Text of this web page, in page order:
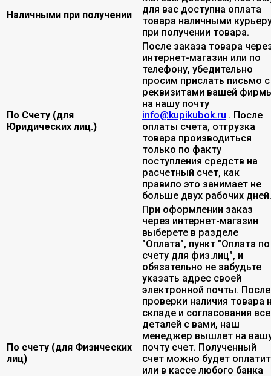
Наличными при получении
для вас доступна оплата
товара наличными
при получении товара.
По Счету (для
Юридических лиц.)
После заказа товара
интернет-магазин или по
телефону, убедительно
просим прислать письмо с
реквизитами вашей
на нашу почту
info@kupikubok.ru . После
оплаты счета, отгрузка
товара производиться
только по факту
поступления средств на
расчетный счет, как
правило это занимает не
больше двух рабочих дней.
По счету (для Физических
лиц)
При оформлении заказ
через интернет-магазин
выберете в разделе
"Оплата", пункт "Оплата по
счету для физ.лиц", и
обязательно не забудьте
указать адрес своей
электронной почты. После
проверки наличия товара
складе и согласования
деталей с вами, наш
менеджер вышлет на
почту счет. Полученный
счет можно будет
или в кассе любого банка